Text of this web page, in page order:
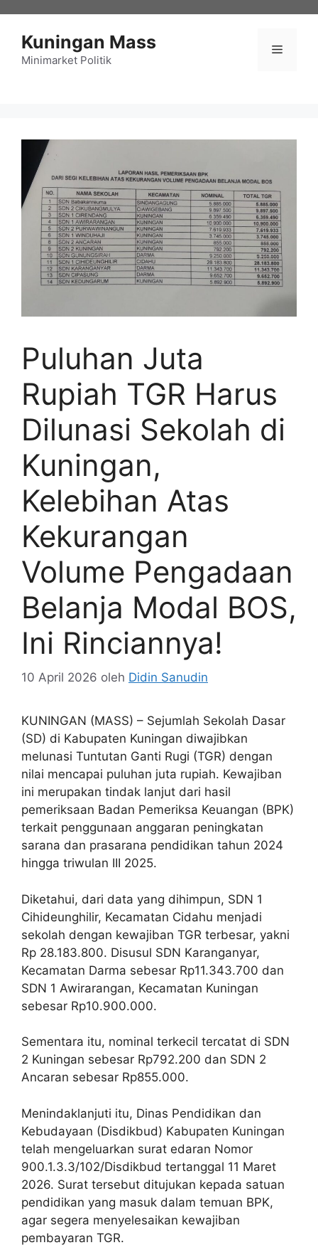
Kuningan Mass
Minimarket Politik
Menu
Puluhan Juta
Rupiah TGR Harus
Dilunasi Sekolah di
Kuningan,
Kelebihan Atas
Kekurangan
Volume Pengadaan
Belanja Modal BOS,
Ini Rinciannya!
10 April 2026 oleh Didin Sanudin
KUNINGAN (MASS) – Sejumlah Sekolah Dasar
(SD) di Kabupaten Kuningan diwajibkan
melunasi Tuntutan Ganti Rugi (TGR) dengan
nilai mencapai puluhan juta rupiah. Kewajiban
ini merupakan tindak lanjut dari hasil
pemeriksaan Badan Pemeriksa Keuangan (BPK)
terkait penggunaan anggaran peningkatan
sarana dan prasarana pendidikan tahun 2024
hingga triwulan III 2025.
Diketahui, dari data yang dihimpun, SDN 1
Cihideunghilir, Kecamatan Cidahu menjadi
sekolah dengan kewajiban TGR terbesar, yakni
Rp 28.183.800. Disusul SDN Karanganyar,
Kecamatan Darma sebesar Rp11.343.700 dan
SDN 1 Awirarangan, Kecamatan Kuningan
sebesar Rp10.900.000.
Sementara itu, nominal terkecil tercatat di SDN
2 Kuningan sebesar Rp792.200 dan SDN 2
Ancaran sebesar Rp855.000.
Menindaklanjuti itu, Dinas Pendidikan dan
Kebudayaan (Disdikbud) Kabupaten Kuningan
telah mengeluarkan surat edaran Nomor
900.1.3.3/102/Disdikbud tertanggal 11 Maret
2026. Surat tersebut ditujukan kepada satuan
pendidikan yang masuk dalam temuan BPK,
agar segera menyelesaikan kewajiban
pembayaran TGR.